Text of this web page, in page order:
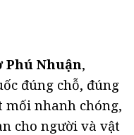
Nhuận,
đúng chỗ, đúng
mối nhanh chóng,
cho người và vật